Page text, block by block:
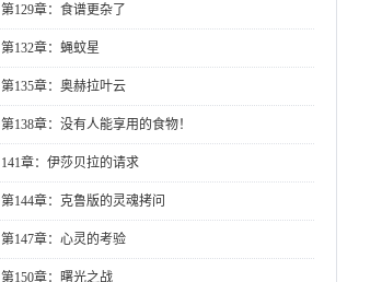
第129章：食谱更杂了
第132章：蝇蚊星
第135章：奥赫拉叶云
第138章：没有人能享用的食物！
141章：伊莎贝拉的请求
第144章：克鲁版的灵魂拷问
第147章：心灵的考验
第150章：曙光之战